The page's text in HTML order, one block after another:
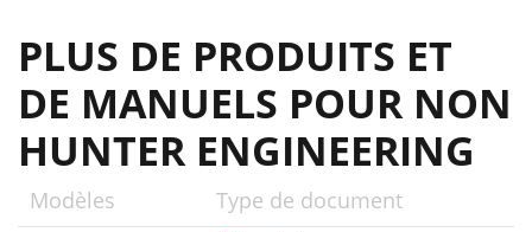
PLUS DE PRODUITS ET
DE MANUELS POUR NON
HUNTER ENGINEERING
Modèles Type de document